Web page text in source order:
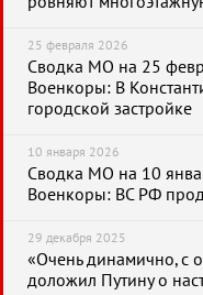
25 февраля 2026
Сводка МО на 25
Военкоры: В
городской застройке
10 января 2026
Сводка МО на 10
Военкоры: ВС РФ
29 декабря 2025
«Очень динамично, с
доложил Путину о